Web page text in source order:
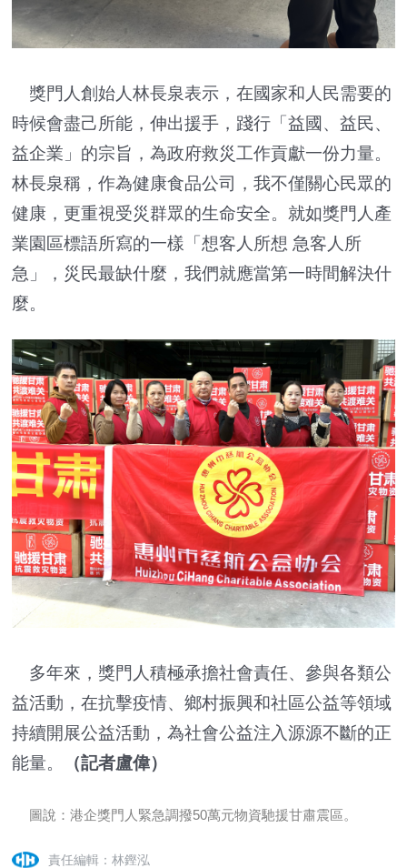
獎門人創始人林長泉表示，在國家和人民需要的
時候會盡己所能，伸出援手，踐行「益國、益民、
益企業」的宗旨，為政府救災工作貢獻一份力量。
林長泉稱，作為健康食品公司，我不僅關心民眾的
健康，更重視受災群眾的生命安全。就如獎門人產
業園區標語所寫的一樣「想客人所想 急客人所
急」，災民最缺什麼，我們就應當第一時間解決什
麼。
多年來，獎門人積極承擔社會責任、參與各類公
益活動，在抗擊疫情、鄉村振興和社區公益等領域
持續開展公益活動，為社會公益注入源源不斷的正
能量。
（記者盧偉）
圖說：港企獎門人緊急調撥50萬元物資馳援甘肅震區。
責任編輯：林鏗泓